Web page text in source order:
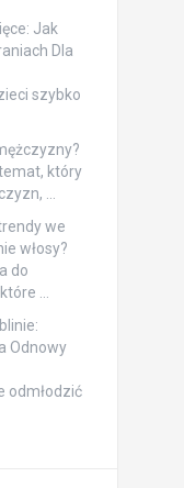
Jak
Dla
szybko
który
…
we
włosy?
do
…
Odnowy
odmłodzić